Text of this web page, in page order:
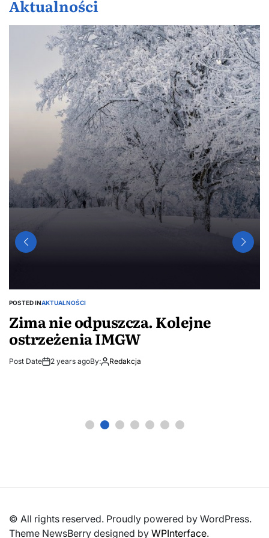
Aktualności
POSTED INAKTUALNOŚCI
Zima nie odpuszcza. Kolejne
ostrzeżenia IMGW
Post Date 2 years agoBy: Redakcja
© All rights reserved. Proudly powered by WordPress.
Theme NewsBerry designed by WPInterface.